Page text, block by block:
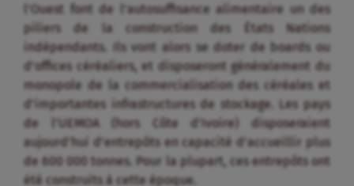
l’Ouest font de l’autosuffisance alimentaire un des
piliers de la construction des États Nations
indépendants. Ils vont alors se doter de boards ou
d’offices céréaliers, et disposeront généralement du
monopole de la commercialisation des céréales et
d’importantes infrastructures de stockage. Les pays
de l’UEMOA (hors Côte d’Ivoire) disposeraient
aujourd’hui d’entrepôts en capacité d’accueillir plus
de 600 000 tonnes. Pour la plupart, ces entrepôts ont
été construits à cette époque.